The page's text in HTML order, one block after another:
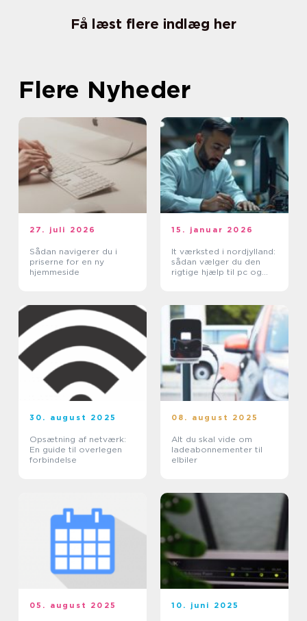
Få læst flere indlæg her
Flere Nyheder
27. juli 2026
Sådan navigerer du i
priserne for en ny
hjemmeside
15. januar 2026
It værksted i nordjylland:
sådan vælger du den
rigtige hjælp til pc og
30. august 2025
Opsætning af netværk:
En guide til overlegen
forbindelse
08. august 2025
Alt du skal vide om
ladeabonnementer til
elbiler
05. august 2025 10. juni 2025